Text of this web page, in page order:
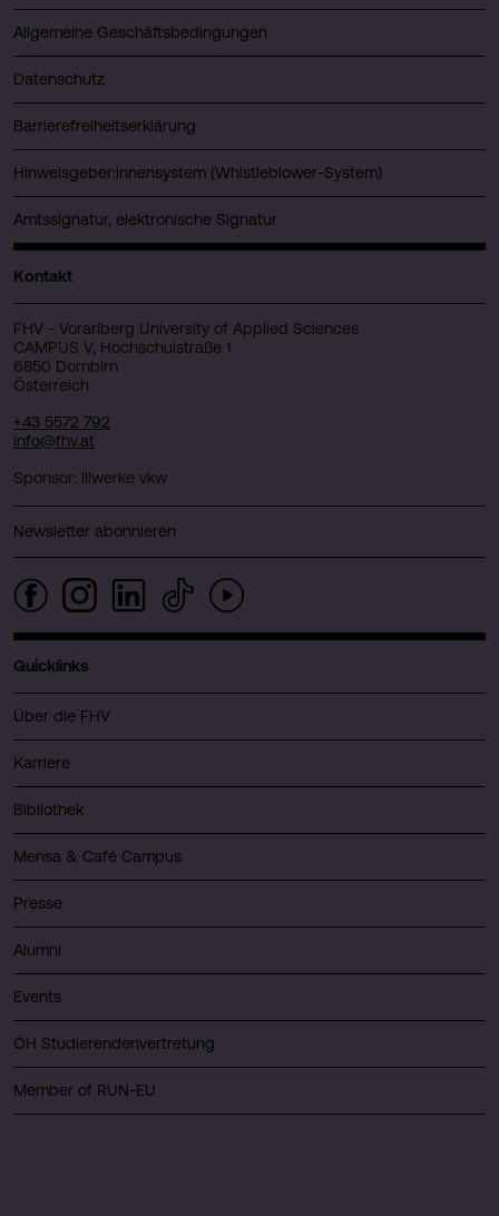
Allgemeine Geschäftsbedingungen
Datenschutz
Barrierefreiheitserklärung
Hinweisgeber:innensystem (Whistleblower-System)
Amtssignatur, elektronische Signatur
Kontakt
FHV - Vorarlberg University of Applied Sciences
CAMPUS V, Hochschulstraße 1
6850 Dornbirn
Österreich
+43 5572 792
info@fhv.at
Sponsor: illwerke vkw
Newsletter abonnieren
Quicklinks
Über die FHV
Karriere
Bibliothek
Mensa & Café Campus
Presse
Alumni
Events
ÖH Studierendenvertretung
Member of RUN-EU